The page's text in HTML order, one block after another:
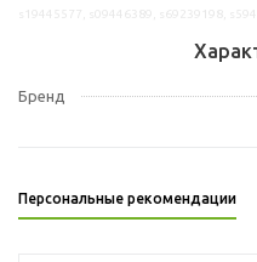
Бренд
Персональные рекомендации